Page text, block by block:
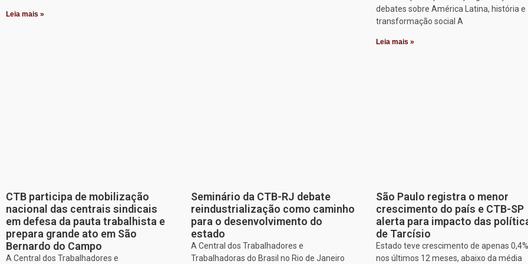
Leia mais »
debates sobre América Latina, história e
transformação social A
Leia mais »
CTB participa de mobilização
nacional das centrais sindicais
em defesa da pauta trabalhista e
prepara grande ato em São
Bernardo do Campo
A Central dos Trabalhadores e
Seminário da CTB-RJ debate
reindustrialização como caminho
para o desenvolvimento do
estado
A Central dos Trabalhadores e
Trabalhadoras do Brasil no Rio de Janeiro
São Paulo registra o menor
crescimento do país e CTB-SP
alerta para impacto das
de Tarcísio
Estado teve crescimento de apenas 0,4%
nos últimos 12 meses, abaixo da média